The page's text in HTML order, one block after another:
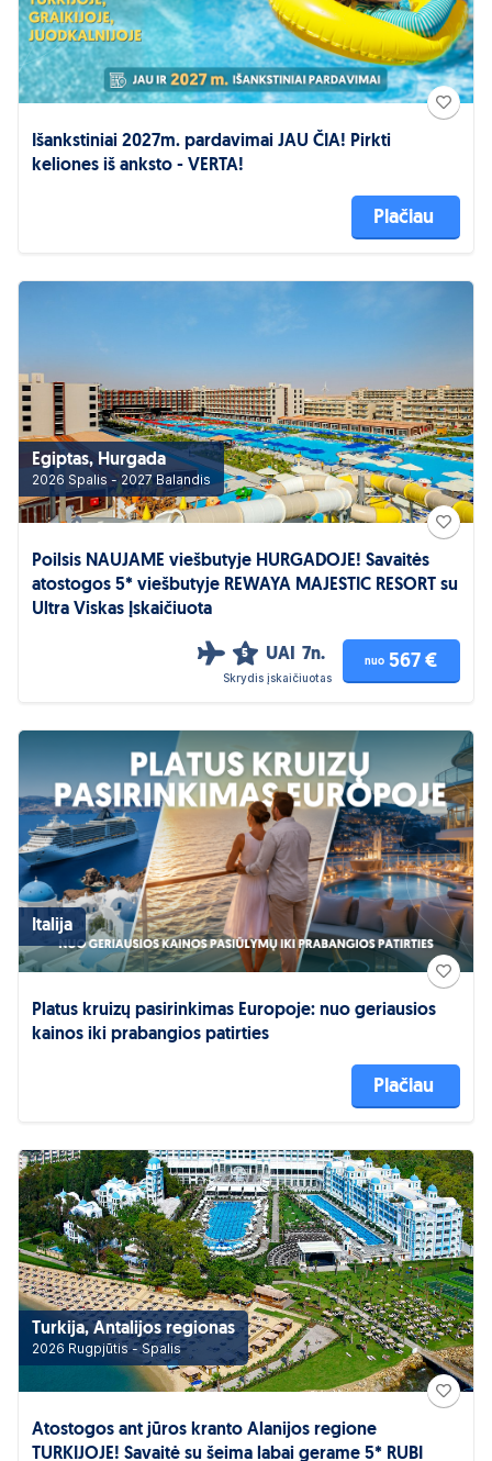
Išankstiniai 2027m. pardavimai JAU ČIA! Pirkti
keliones iš anksto - VERTA!
Plačiau
Egiptas, Hurgada
2026 Spalis - 2027 Balandis
Poilsis NAUJAME viešbutyje HURGADOJE! Savaitės
atostogos 5* viešbutyje REWAYA MAJESTIC RESORT su
Ultra Viskas Įskaičiuota
5 UAI 7n.
Skrydis įskaičiuotas
nuo 567 €
Italija
Platus kruizų pasirinkimas Europoje: nuo geriausios
kainos iki prabangios patirties
Plačiau
Turkija, Antalijos regionas
2026 Rugpjūtis - Spalis
Atostogos ant jūros kranto Alanijos regione
TURKIJOJE! Savaitė su šeima labai gerame 5* RUBI